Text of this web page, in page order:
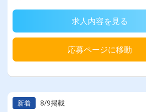
求人内容を見る
応募ページに移動
新着 8/9掲載